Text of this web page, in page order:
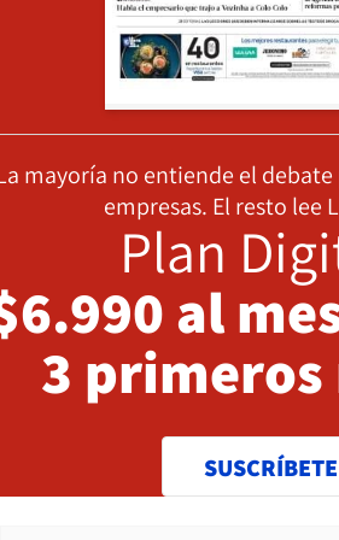
mayoría no entiende el
empresas. El resto lee
Plan
al
3 primeros
SUSCRÍBETE